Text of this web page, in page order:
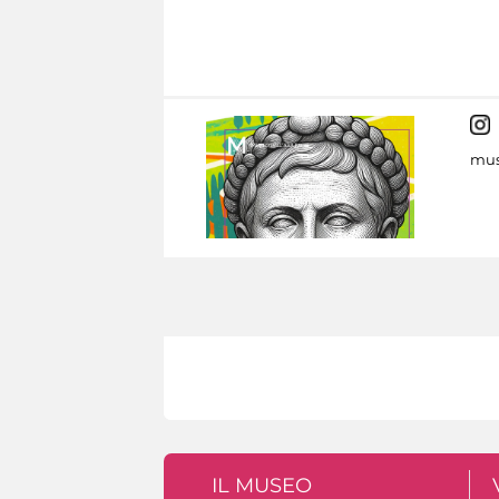
IL MUSEO